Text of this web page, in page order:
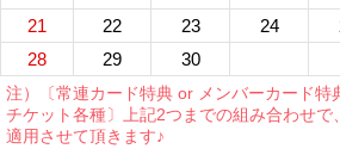
21
22 23 24
28
29 30
注）〔常連カード特典 or メンバーカード特
チケット各種〕上記2つまでの組み合わせで
適用させて頂きます♪